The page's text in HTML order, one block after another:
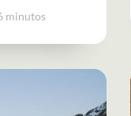
minutos